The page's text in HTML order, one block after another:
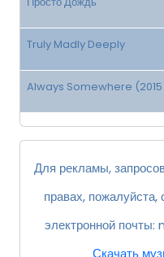
Truly Madly Deeply
Always Somewhere
Для рекламы,
правах,
электронной почты:
Скачать